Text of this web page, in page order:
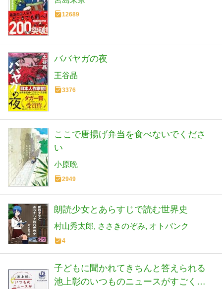
12689
ババヤガの夜
王谷晶
3376
ここで唐揚げ弁当を食べないでくださ
い
小原晩
2949
朗読少女とあらすじで読む世界史
村山秀太郎 ささきのぞみ オトバンク
4
子どもに聞かれてきちんと答えられる
池上彰のいつものニュースがすごくよ